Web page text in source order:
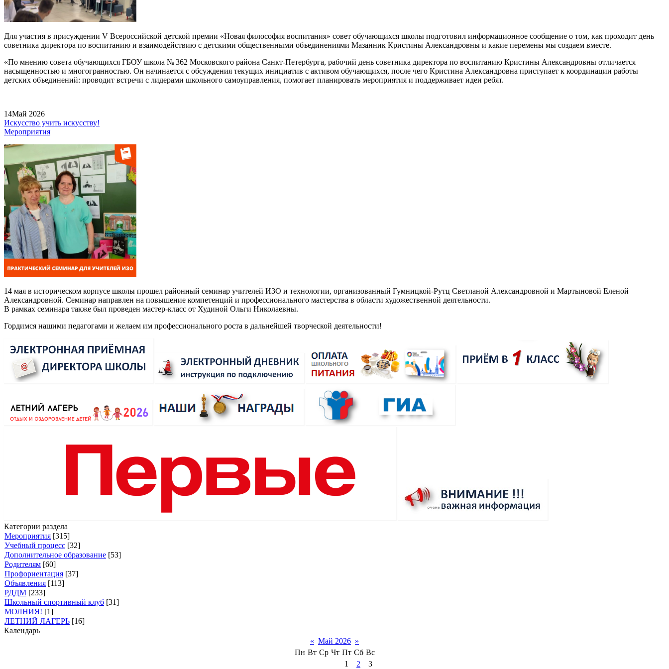
Для участия в присуждении V Всероссийской детской премии «Новая философия воспитания» совет обучающихся школы подготовил информационное сообщение о том, как проходит день
советника директора по воспитанию и взаимодействию с детскими общественными объединениями Мазанник Кристины Александровны и какие перемены мы создаем вместе.
«По мнению совета обучающихся ГБОУ школа № 362 Московского района Санкт‑Петербурга, рабочий день советника директора по воспитанию Кристины Александровны отличается
насыщенностью и многогранностью. Он начинается с обсуждения текущих инициатив с активом обучающихся, после чего Кристина Александровна приступает к координации работы
детских объединений: проводит встречи с лидерами школьного самоуправления, помогает планировать мероприятия и поддерживает идеи ребят.
14Май 2026
Искусство учить искусству!
Мероприятия
14 мая в историческом корпусе школы прошел районный семинар учителей ИЗО и технологии, организованный Гумницкой-Рутц Светланой Александровной и Мартыновой Еленой
Александровной. Семинар направлен на повышение компетенций и профессионального мастерства в области художественной деятельности.
В рамках семинара также был проведен мастер-класс от Худиной Ольги Николаевны.
Гордимся нашими педагогами и желаем им профессионального роста в дальнейшей творческой деятельности!
Категории раздела
Мероприятия [315]
Учебный процесс [32]
Дополнительное образование [53]
Родителям [60]
Профориентация [37]
Объявления [113]
РДДМ [233]
Школьный спортивный клуб [31]
МОЛНИЯ! [1]
ЛЕТНИЙ ЛАГЕРЬ [16]
Календарь
« Май 2026 »
Пн Вт Ср Чт Пт Сб Вс
1
2 3